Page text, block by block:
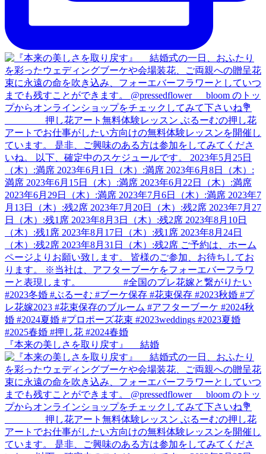
『本来の美しさを取り戻す』 結婚